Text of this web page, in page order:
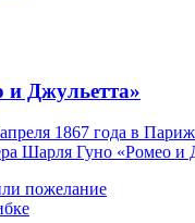
и Джульетта»
апреля 1867 года в
Шарля Гуно «Ромео и
пожелание